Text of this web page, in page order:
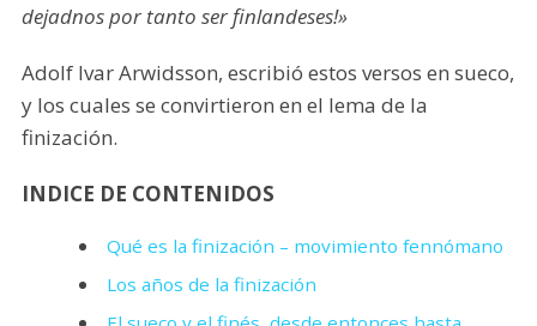
dejadnos por tanto ser finlandeses!»
Adolf Ivar Arwidsson, escribió estos versos en sueco,
y los cuales se convirtieron en el lema de la
finización.
INDICE DE CONTENIDOS
Qué es la finización – movimiento fennómano
Los años de la finización